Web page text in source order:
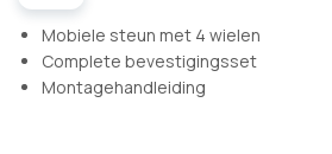
Mobiele steun met 4 wielen
Complete bevestigingsset
Montagehandleiding